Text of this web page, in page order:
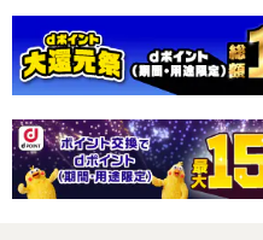
・注意事項：直射日光・高温多
注意事項
【賞味・消費期限のある商品に
商品到着時点でのお日持ち期間
のでご了承ください。